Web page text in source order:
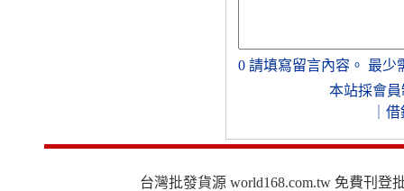
0 請填寫留言內容。 最少
本站採會員
借
台灣批發貨源 world168.com.tw 免費刊登